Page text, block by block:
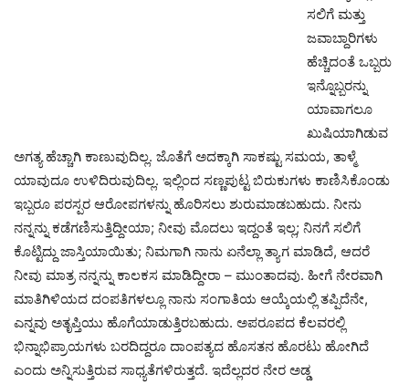
ಸಲಿಗೆ ಮತ್ತು
ಜವಾಬ್ದಾರಿಗಳು
ಹೆಚ್ಚಿದಂತೆ ಒಬ್ಬರು
ಇನ್ನೊಬ್ಬರನ್ನು
ಯಾವಾಗಲೂ
ಖುಷಿಯಾಗಿಡುವ
ಅಗತ್ಯ ಹೆಚ್ಚಾಗಿ ಕಾಣುವುದಿಲ್ಲ. ಜೊತೆಗೆ ಅದಕ್ಕಾಗಿ ಸಾಕಷ್ಟು ಸಮಯ, ತಾಳ್ಮೆ
ಯಾವುದೂ ಉಳಿದಿರುವುದಿಲ್ಲ. ಇಲ್ಲಿಂದ ಸಣ್ಣಪುಟ್ಟ ಬಿರುಕುಗಳು ಕಾಣಿಸಿಕೊಂಡು
ಇಬ್ಬರೂ ಪರಸ್ಪರ ಆರೋಪಗಳನ್ನು ಹೊರಿಸಲು ಶುರುಮಾಡಬಹುದು. ನೀನು
ನನ್ನನ್ನು ಕಡೆಗಣಿಸುತ್ತಿದ್ದೀಯಾ; ನೀವು ಮೊದಲು ಇದ್ದಂತೆ ಇಲ್ಲ; ನಿನಗೆ ಸಲಿಗೆ
ಕೊಟ್ಟಿದ್ದು ಜಾಸ್ತಿಯಾಯಿತು; ನಿಮಗಾಗಿ ನಾನು ಏನೆಲ್ಲಾ ತ್ಯಾಗ ಮಾಡಿದೆ, ಆದರೆ
ನೀವು ಮಾತ್ರ ನನ್ನನ್ನು ಕಾಲಕಸ ಮಾಡಿದ್ದೀರಾ – ಮುಂತಾದವು. ಹೀಗೆ ನೇರವಾಗಿ
ಮಾತಿಗಿಳಿಯದ ದಂಪತಿಗಳಲ್ಲೂ ನಾನು ಸಂಗಾತಿಯ ಆಯ್ಕೆಯಲ್ಲಿ ತಪ್ಪಿದೆನೇ,
ಎನ್ನವು ಅತೃಪ್ತಿಯು ಹೊಗೆಯಾಡುತ್ತಿರಬಹುದು. ಅಪರೂಪದ ಕೆಲವರಲ್ಲಿ
ಭಿನ್ನಾಭಿಪ್ರಾಯಗಳು ಬರದಿದ್ದರೂ ದಾಂಪತ್ಯದ ಹೊಸತನ ಹೊರಟು ಹೋಗಿದೆ
ಎಂದು ಅನ್ನಿಸುತ್ತಿರುವ ಸಾಧ್ಯತೆಗಳಿರುತ್ತದೆ. ಇದೆಲ್ಲದರ ನೇರ ಅಡ್ಡ